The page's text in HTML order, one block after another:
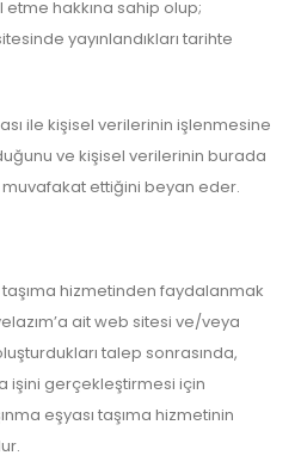
hakkına sahip olup;
yayınlandıkları tarihte
ile kişisel verilerinin işlenmesine
ve kişisel verilerinin burada
muvafakat ettiğini beyan eder.
taşıma hizmetinden faydalanmak
ait web sitesi ve/veya
talep sonrasında,
işini gerçekleştirmesi için
eşyası taşıma hizmetinin